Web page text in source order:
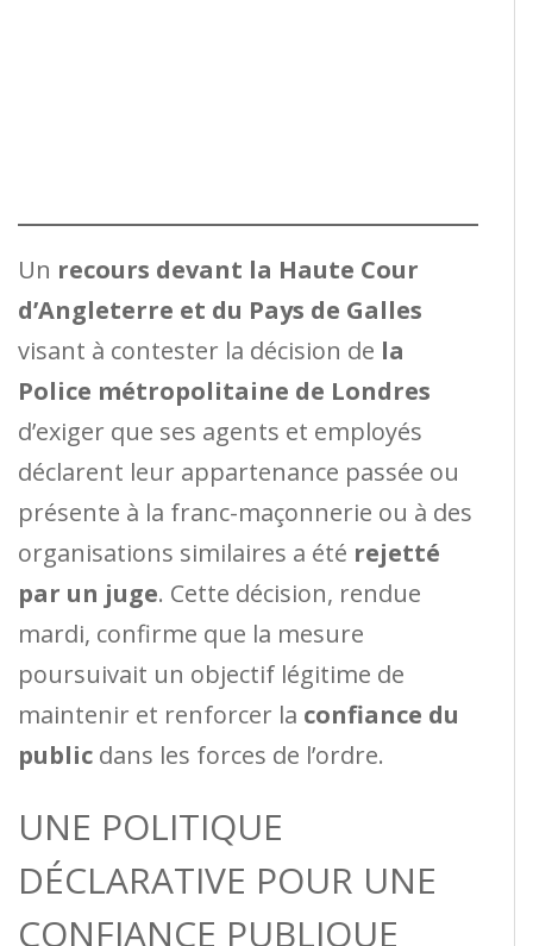
Un recours devant la Haute Cour
d’Angleterre et du Pays de Galles
visant à contester la décision de la
Police métropolitaine de Londres
d’exiger que ses agents et employés
déclarent leur appartenance passée ou
présente à la franc-maçonnerie ou à des
organisations similaires a été rejetté
par un juge. Cette décision, rendue
mardi, confirme que la mesure
poursuivait un objectif légitime de
maintenir et renforcer la confiance du
public dans les forces de l’ordre.
UNE POLITIQUE
DÉCLARATIVE POUR UNE
CONFIANCE PUBLIQUE